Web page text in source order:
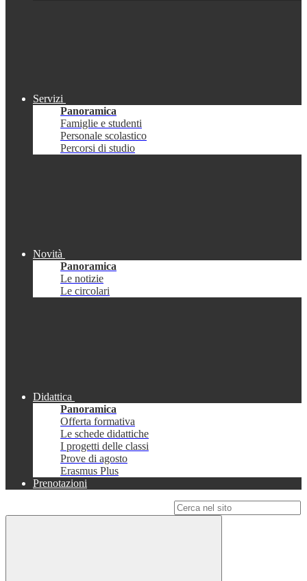
Servizi
Panoramica
Famiglie e studenti
Personale scolastico
Percorsi di studio
Novità
Panoramica
Le notizie
Le circolari
Didattica
Panoramica
Offerta formativa
Le schede didattiche
I progetti delle classi
Prove di agosto
Erasmus Plus
Prenotazioni